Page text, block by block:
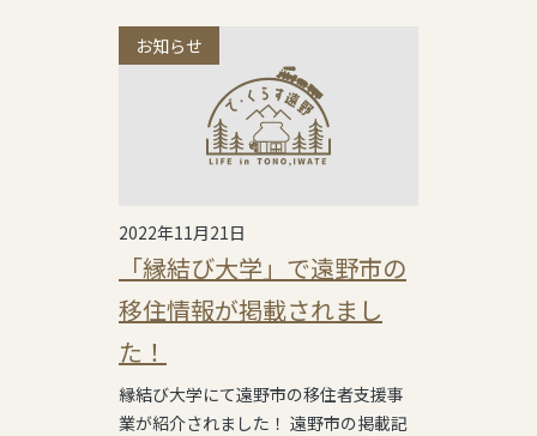
お知らせ
2022年11月21日
「縁結び大学」で遠野市の
移住情報が掲載されまし
た！
縁結び大学にて遠野市の移住者支援事
業が紹介されました！ 遠野市の掲載記